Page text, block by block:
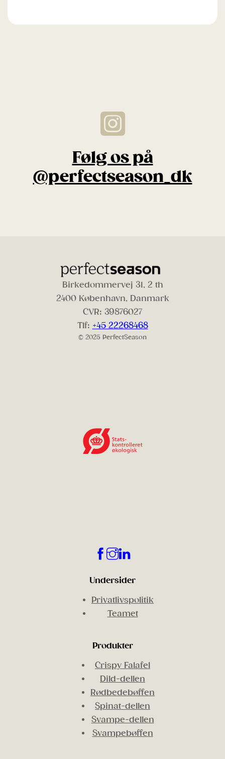
Følg os på
@perfectseason_dk
Birkedommervej 31, 2 th
2400 København, Danmark
CVR: 39876027
Tlf: +45 22268468
© 2025 PerfectSeason
Undersider
Privatlivspolitik
Teamet
Produkter
Crispy Falafel
Dild-dellen
Rødbedebøffen
Spinat-dellen
Svampe-dellen
Svampebøffen